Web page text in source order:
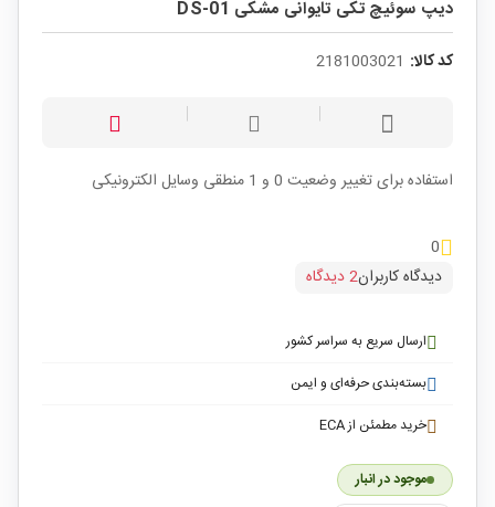
دیپ سوئیچ تکی تایوانی مشکی DS-01
کد کالا: 2181003021
استفاده برای تغییر وضعیت 0 و 1 منطقی وسایل الکترونیکی
0
دیدگاه کاربران2 دیدگاه
ارسال سریع به سراسر کشور
بسته‌بندی حرفه‌ای و ایمن
خرید مطمئن از ECA
موجود در انبار